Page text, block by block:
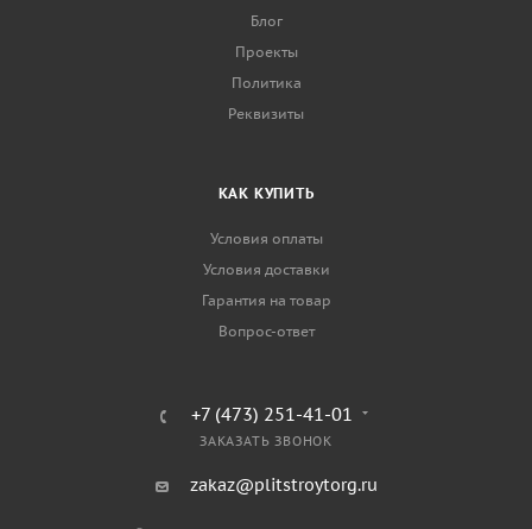
Блог
Проекты
Политика
Реквизиты
КАК КУПИТЬ
Условия оплаты
Условия доставки
Гарантия на товар
Вопрос-ответ
+7 (473) 251-41-01
ЗАКАЗАТЬ ЗВОНОК
zakaz@plitstroytorg.ru